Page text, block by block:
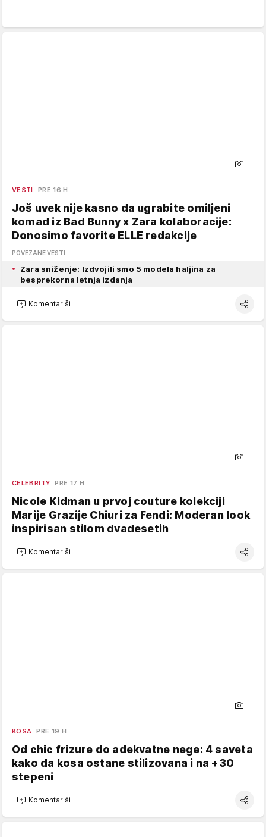
VESTI PRE 16 H
Još uvek nije kasno da ugrabite omiljeni
komad iz Bad Bunny x Zara kolaboracije:
Donosimo favorite ELLE redakcije
POVEZANE VESTI
Zara sniženje: Izdvojili smo 5 modela haljina za
besprekorna letnja izdanja
Komentariši
CELEBRITY PRE 17 H
Nicole Kidman u prvoj couture kolekciji
Marije Grazije Chiuri za Fendi: Moderan look
inspirisan stilom dvadesetih
Komentariši
KOSA PRE 19 H
Od chic frizure do adekvatne nege: 4 saveta
kako da kosa ostane stilizovana i na +30
stepeni
Komentariši